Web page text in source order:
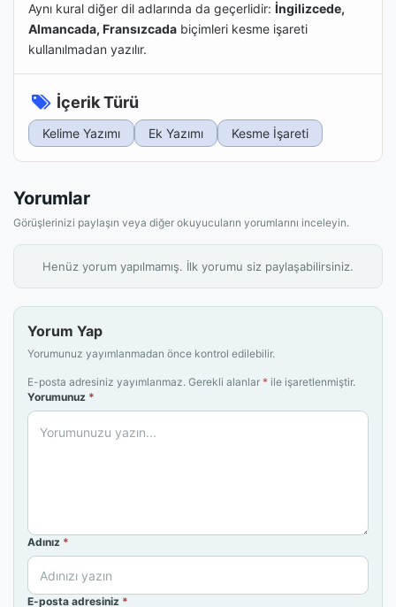
Aynı kural diğer dil adlarında da geçerlidir: İngilizcede,
Almancada, Fransızcada biçimleri kesme işareti
kullanılmadan yazılır.
İçerik Türü
Kelime Yazımı Ek Yazımı Kesme İşareti
Yorumlar
Görüşlerinizi paylaşın veya diğer okuyucuların yorumlarını inceleyin.
Henüz yorum yapılmamış. İlk yorumu siz paylaşabilirsiniz.
Yorum Yap
Yorumunuz yayımlanmadan önce kontrol edilebilir.
E-posta adresiniz yayımlanmaz. Gerekli alanlar * ile işaretlenmiştir.
Yorumunuz *
Adınız *
E-posta adresiniz *